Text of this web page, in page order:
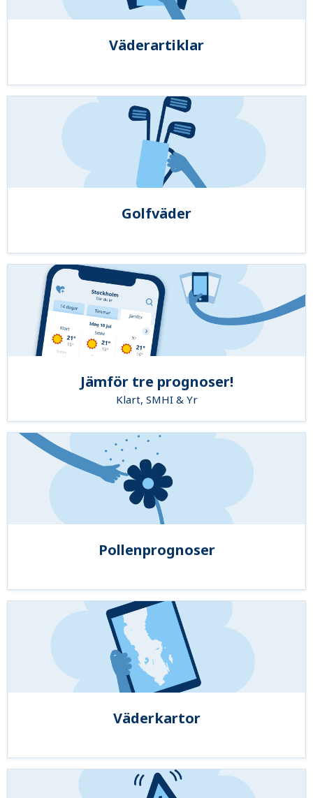
Väderartiklar
Golfväder
Jämför tre prognoser!
Klart, SMHI & Yr
Pollenprognoser
Väderkartor